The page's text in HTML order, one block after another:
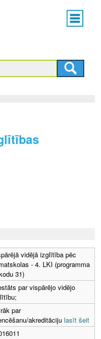
Main
menu
vidējā izglītība pēc
- 4. LKI (programma
31)
par vispārējo vidējo
par
akreditāciju lasīt šeit